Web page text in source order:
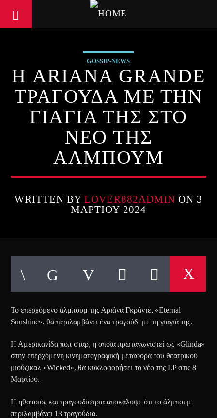
GOSSIP-NEWS
Η ARIANA GRANDE
ΤΡΑΓΟΥΔΑ ΜΕ ΤΗΝ
ΓΙΑΓΙΑ ΤΗΣ ΣΤΟ
ΝΕΟ ΤΗΣ
ΑΛΜΠΟΥΜ
WRITTEN BYLOVER882ADMIN ON 3
ΜΑΡΤΊΟΥ 2024
Το επερχόμενο άλμπουμ της Αριάνα Γκράντε, «Eternal
Sunshine», θα περιλαμβάνει ένα τραγούδι με τη γιαγιά της.
Η Αμερικανίδα ποπ σταρ, η οποία πρωταγωνιστεί ως «Glinda»
στην επερχόμενη κινηματογραφική μεταφορά του θεατρικού
μιούζικαλ «Wicked», θα κυκλοφορήσει το νέο της LP στις 8
Μαρτίου.
Η ηθοποιός και τραγουδίστρια αποκάλυψε ότι το άλμπουμ
περιλαμβάνει 13 τραγούδια.